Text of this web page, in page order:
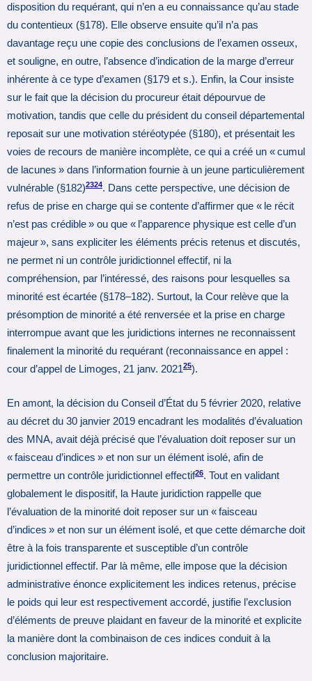
disposition du requérant, qui n’en a eu connaissance qu’au stade
du contentieux (§178). Elle observe ensuite qu’il n’a pas
davantage reçu une copie des conclusions de l’examen osseux,
et souligne, en outre, l’absence d’indication de la marge d’erreur
inhérente à ce type d’examen (§179 et s.). Enfin, la Cour insiste
sur le fait que la décision du procureur était dépourvue de
motivation, tandis que celle du président du conseil départemental
reposait sur une motivation stéréotypée (§180), et présentait les
voies de recours de manière incomplète, ce qui a créé un « cumul
de lacunes » dans l’information fournie à un jeune particulièrement
vulnérable (§182)2324. Dans cette perspective, une décision de
refus de prise en charge qui se contente d’affirmer que « le récit
n’est pas crédible » ou que « l’apparence physique est celle d’un
majeur », sans expliciter les éléments précis retenus et discutés,
ne permet ni un contrôle juridictionnel effectif, ni la
compréhension, par l’intéressé, des raisons pour lesquelles sa
minorité est écartée (§178–182). Surtout, la Cour relève que la
présomption de minorité a été renversée et la prise en charge
interrompue avant que les juridictions internes ne reconnaissent
finalement la minorité du requérant (reconnaissance en appel :
cour d’appel de Limoges, 21 janv. 202125).
En amont, la décision du Conseil d’État du 5 février 2020, relative
au décret du 30 janvier 2019 encadrant les modalités d’évaluation
des MNA, avait déjà précisé que l’évaluation doit reposer sur un
« faisceau d’indices » et non sur un élément isolé, afin de
permettre un contrôle juridictionnel effectif26. Tout en validant
globalement le dispositif, la Haute juridiction rappelle que
l’évaluation de la minorité doit reposer sur un « faisceau
d’indices » et non sur un élément isolé, et que cette démarche doit
être à la fois transparente et susceptible d’un contrôle
juridictionnel effectif. Par là même, elle impose que la décision
administrative énonce explicitement les indices retenus, précise
le poids qui leur est respectivement accordé, justifie l’exclusion
d’éléments de preuve plaidant en faveur de la minorité et explicite
la manière dont la combinaison de ces indices conduit à la
conclusion majoritaire.